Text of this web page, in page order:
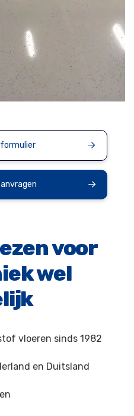
voor
wel
vloeren sinds 1982
en Duitsland